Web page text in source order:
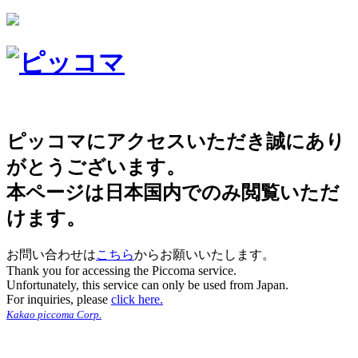
ピッコマにアクセスいただき誠にあり
がとうございます。
本ページは日本国内でのみ閲覧いただ
けます。
お問い合わせはこちらからお願いいたします。
Thank you for accessing the Piccoma service.
Unfortunately, this service can only be used from Japan.
For inquiries, please click here.
Kakao piccoma Corp.